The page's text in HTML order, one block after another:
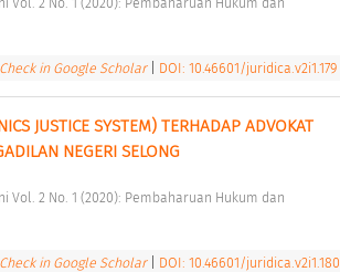
Check in Google Scholar DOI: 10.46601/juridica.v2i1.179
JUSTICE SYSTEM) TERHADAP ADVOKAT
NEGERI SELONG
Check in Google Scholar DOI: 10.46601/juridica.v2i1.180